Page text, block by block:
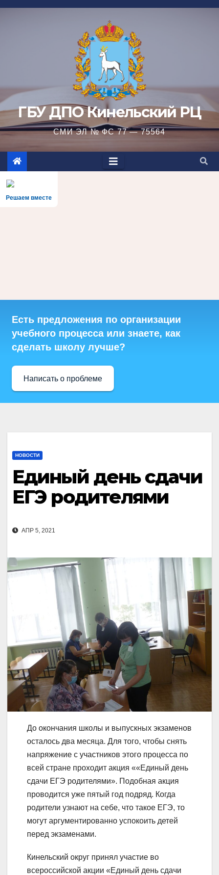
Перейти
ГБУ ДПО Кинельский РЦ
СМИ ЭЛ № ФС 77 — 75564
Решаем вместе
Есть предложения по организации
учебного процесса или знаете, как
сделать школу лучше?
Написать о проблеме
НОВОСТИ
Единый день сдачи
ЕГЭ родителями
АПР 5, 2021
До окончания школы и выпускных экзаменов
осталось два месяца. Для того, чтобы снять
напряжение с участников этого процесса по
всей стране проходит акция ««Единый день
сдачи ЕГЭ родителями». Подобная акция
проводится уже пятый год подряд. Когда
родители узнают на себе, что такое ЕГЭ, то
могут аргументированно успокоить детей
перед экзаменами.
Кинельский округ принял участие во
всероссийской акции «Единый день сдачи